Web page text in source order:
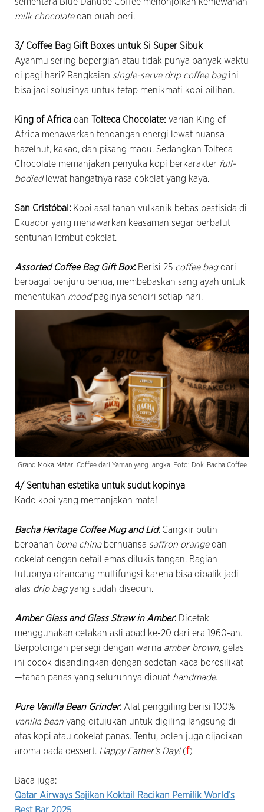
milk chocolatedan buah beri.
3/ Coffee Bag Gift Boxes untuk Si Super Sibuk
Ayahmu sering bepergian atau tidak punya banyak waktu
di pagi hari? Rangkaian single-serve drip coffee bagini
bisa jadi solusinya untuk tetap menikmati kopi pilihan.
King of Africa dan Tolteca Chocolate: Varian King of
Africa menawarkan tendangan energi lewat nuansa
hazelnut, kakao, dan pisang madu. Sedangkan Tolteca
Chocolate memanjakan penyuka kopi berkarakter full-
bodied lewat hangatnya rasa cokelat yang kaya.
San Cristóbal: Kopi asal tanah vulkanik bebas pestisida di
Ekuador yang menawarkan keasaman segar berbalut
sentuhan lembut cokelat.
Assorted Coffee Bag Gift Box: Berisi 25 coffee bagdari
berbagai penjuru benua, membebaskan sang ayah untuk
menentukan moodpaginya sendiri setiap hari.
Grand Moka Matari Coffee dari Yaman yang langka. Foto: Dok. Bacha Coffee
4/ Sentuhan estetika untuk sudut kopinya
Kado kopi yang memanjakan mata!
Bacha Heritage Coffee Mug and Lid: Cangkir putih
berbahan bone chinabernuansa saffron orangedan
cokelat dengan detail emas dilukis tangan. Bagian
tutupnya dirancang multifungsi karena bisa dibalik jadi
alas drip bagyang sudah diseduh.
Amber Glass andGlass Straw in Amber: Dicetak
menggunakan cetakan asli abad ke-20 dari era 1960-an.
Berpotongan persegi dengan warna amber brown, gelas
ini cocok disandingkan dengan sedotan kaca borosilikat
—tahan panas yang seluruhnya dibuat handmade.
Pure Vanilla Bean Grinder: Alat penggiling berisi 100%
vanilla bean yang ditujukan untuk digiling langsung di
atas kopi atau cokelat panas. Tentu, boleh juga dijadikan
aroma pada dessert. Happy Father’s Day! (f)
Baca juga:
Qatar Airways Sajikan Koktail Racikan Pemilik World’s
Best Bar 2025